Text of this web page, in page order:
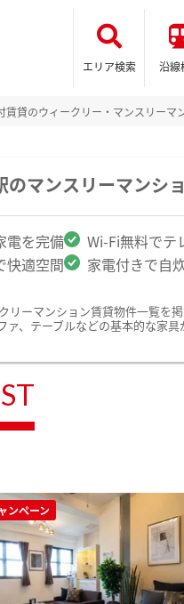
エリア検索 沿線
賃貸のウィークリー・マンスリーマ
マンスリーマンシ
電を完備 Wi-Fi無料でテ
快適空間
家電付きで自
リーマンション賃貸物件一覧
、テーブルなどの基本的な家
ンペーン